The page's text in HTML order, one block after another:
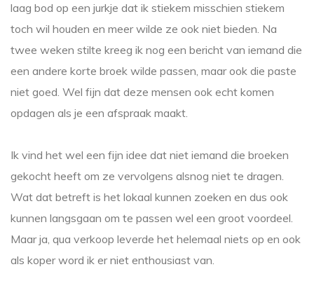
laag bod op een jurkje dat ik stiekem misschien stiekem
toch wil houden en meer wilde ze ook niet bieden. Na
twee weken stilte kreeg ik nog een bericht van iemand die
een andere korte broek wilde passen, maar ook die paste
niet goed. Wel fijn dat deze mensen ook echt komen
opdagen als je een afspraak maakt.
Ik vind het wel een fijn idee dat niet iemand die broeken
gekocht heeft om ze vervolgens alsnog niet te dragen.
Wat dat betreft is het lokaal kunnen zoeken en dus ook
kunnen langsgaan om te passen wel een groot voordeel.
Maar ja, qua verkoop leverde het helemaal niets op en ook
als koper word ik er niet enthousiast van.